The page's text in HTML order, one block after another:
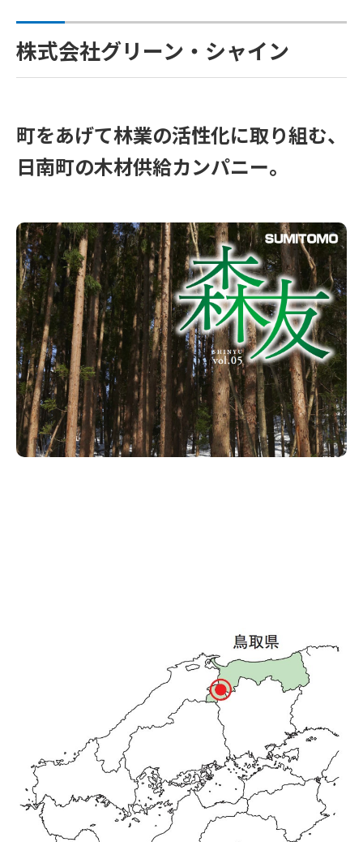
株式会社グリーン・シャイン
町をあげて林業の活性化に取り組む、
日南町の木材供給カンパニー。